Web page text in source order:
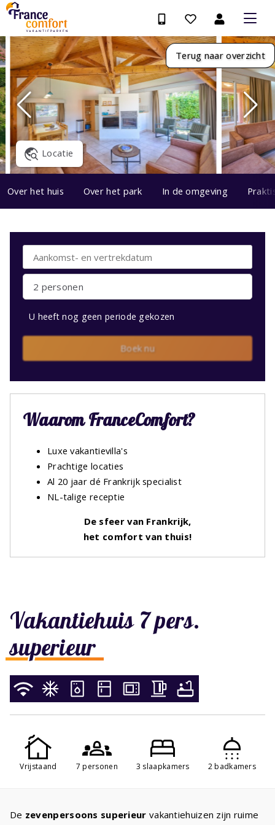
Terug naar overzicht
Locatie
Over het huis Over het park In de omgeving
Vakantiehuis 7 pers.
superieur
Vrijstaand 7 personen 3 slaapkamers 2 badkamers
De zevenpersoons superieur vakantiehuizen zijn ruime
2 personen
U heeft nog geen periode gekozen
Boek nu
Waarom FranceComfort?
Luxe vakantievilla's
Prachtige locaties
Al 20 jaar dé Frankrijk specialist
NL-talige receptie
De sfeer van Frankrijk,
het comfort van thuis!